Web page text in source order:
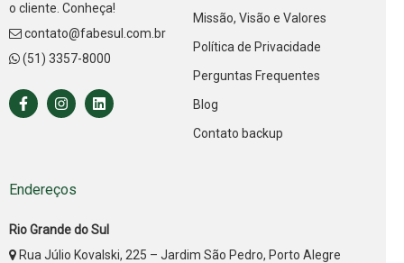
o cliente. Conheça!
contato@fabesul.com.br
(51) 3357-8000
Missão, Visão e Valores
Política de Privacidade
Perguntas Frequentes
Blog
Contato backup
Endereços
Rio Grande do Sul
Rua Júlio Kovalski, 225 – Jardim São Pedro, Porto Alegre